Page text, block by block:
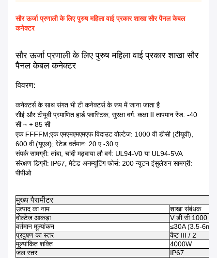
सौर ऊर्जा प्रणाली के लिए पुरुष महिला वाई प्रकार शाखा सौर पैनल केबल
कनेक्टर
सौर ऊर्जा प्रणाली के लिए पुरुष महिला वाई प्रकार शाखा सौर
पैनल केबल कनेक्टर
विवरण:
कनेक्टर्स के साथ संगत भी टी कनेक्टर्स के रूप में जाना जाता है
सीई और टीयूवी प्रमाणित हार्ड प्लास्टिक; सुरक्षा वर्ग: कक्षा II तापमान रेंज: -40
सी ~ + 85 सी
एक FFFFM;एक एमएमएमएमएफ विदाउट वोल्टेज: 1000 वी डीसी (टीयूवी),
600 वी (यूएल); रेटेड वर्तमान: 20 ए -30 ए
संपर्क सामग्री: तांबा, चांदी मढ़वाया लौ वर्ग: UL94-V0 या UL94-5VA
संरक्षण डिग्री: IP67, मेटेड अनम्यूटिंग फोर्स: 200 न्यूटन इंसुलेशन सामग्री:
पीपीओ
मुख्य पैरामीटर
उत्पाद का नाम
शाखा संबंधक
वोल्टेज आकड़ा
V डी सी 1000 वी
वर्तमान मूल्यांकन
≤30A (3.5-
प्रदुषण का स्तर
कैट III / 2
मूल्यांकित शक्ति
4000W
जल स्तर
IP67